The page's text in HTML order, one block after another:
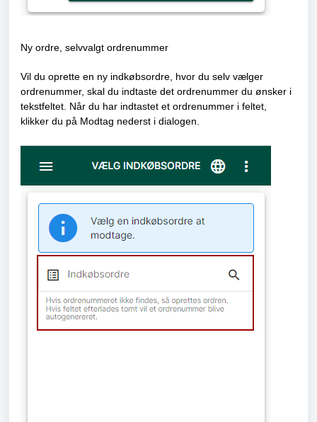
Ny ordre, selvvalgt ordrenummer
Vil du oprette en ny indkøbsordre, hvor du selv vælger
ordrenummer, skal du indtaste det ordrenummer du ønsker i
tekstfeltet. Når du har indtastet et ordrenummer i feltet,
klikker du på Modtag nederst i dialogen.